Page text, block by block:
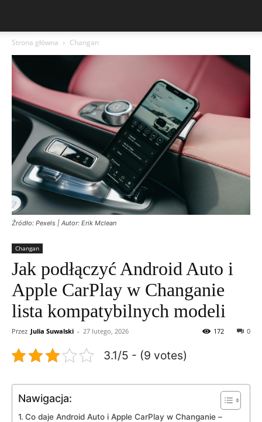
Strona główna Changan
Źródło: Pexels | Autor: Erik Mclean
Changan
Jak podłączyć Android Auto i
Apple CarPlay w Changanie
lista kompatybilnych modeli
Przez Julia Suwalski - 27 lutego, 2026 0
172
3.1/5 - (9 votes)
Nawigacja:
Co daje Android Auto i Apple CarPlay w Changanie –